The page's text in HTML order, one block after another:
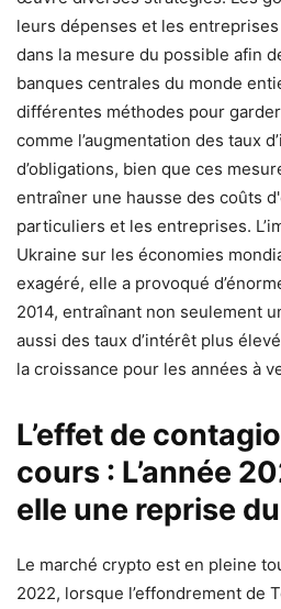
leurs dépenses et les
dans la mesure du possible afin
banques centrales du monde
différentes méthodes pour
comme l’augmentation des taux
d’obligations, bien que ces
entraîner une hausse des coûts
particuliers et les entreprises.
Ukraine sur les économies
exagéré, elle a provoqué
2014, entraînant non seulement
aussi des taux d’intérêt plus
la croissance pour les années à
L’effet de
cours : L’année
elle une reprise
Le marché crypto est en pleine
2022, lorsque l’effondrement de